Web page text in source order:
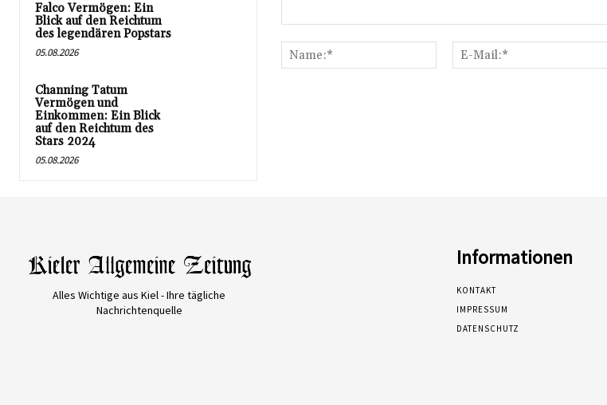
Falco Vermögen: Ein
Blick auf den Reichtum
des legendären Popstars
05.08.2026
Channing Tatum
Vermögen und
Einkommen: Ein Blick
auf den Reichtum des
Stars 2024
05.08.2026
Name:*
Alles Wichtige aus Kiel - Ihre tägliche
Nachrichtenquelle
Informationen
KONTAKT
IMPRESSUM
DATENSCHUTZ